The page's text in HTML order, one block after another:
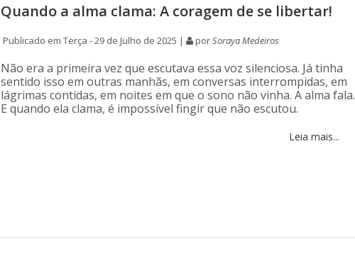
Quando a alma clama: A coragem de se libertar!
Publicado em Terça - 29 de Julho de 2025 | porSoraya Medeiros
Não era a primeira vez que escutava essa voz silenciosa. Já tinha
sentido isso em outras manhãs, em conversas interrompidas, em
lágrimas contidas, em noites em que o sono não vinha. A alma fala.
E quando ela clama, é impossível fingir que não escutou.
Leia mais...